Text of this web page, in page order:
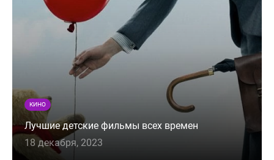
КИНО
Лучшие детские фильмы всех времен
18 декабря, 2023